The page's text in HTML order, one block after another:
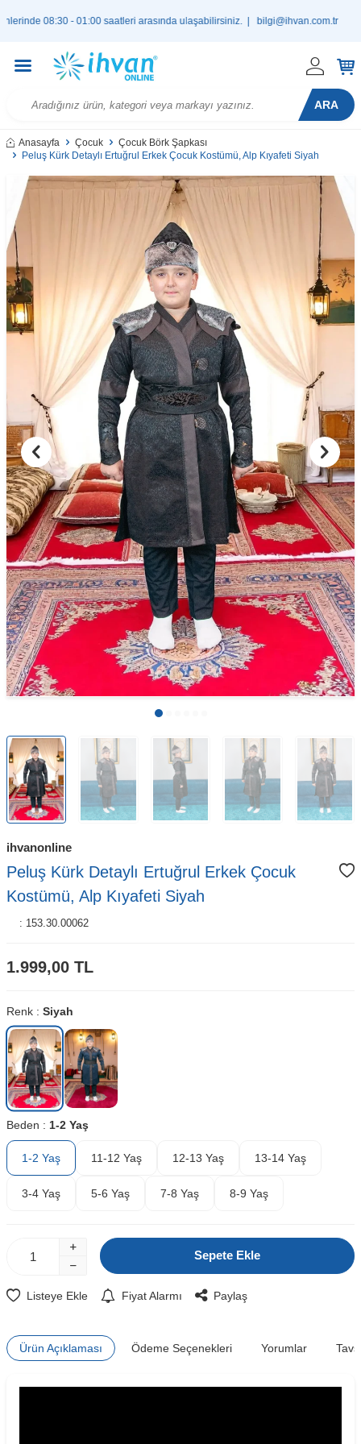
08:30 - 01:00 saatleri arasında ulaşabilirsiniz. |bilgi@ihvan.com.tr
ARA
Anasayfa Çocuk
Çocuk Börk Şapkası
Peluş Kürk Detaylı Ertuğrul Erkek Çocuk Kostümü, Alp Kıyafeti Siyah
ihvanonline
Peluş Kürk Detaylı Ertuğrul Erkek Çocuk
Kostümü, Alp Kıyafeti Siyah
: 153.30.00062
1.999,00 TL
Renk : Siyah
Beden : 1-2 Yaş
1-2 Yaş 11-12 Yaş 12-13 Yaş 13-14 Yaş
3-4 Yaş 5-6 Yaş 7-8 Yaş 8-9 Yaş
Sepete Ekle
Listeye Ekle Fiyat Alarmı Paylaş
Ürün Açıklaması Ödeme Seçenekleri Yorumlar